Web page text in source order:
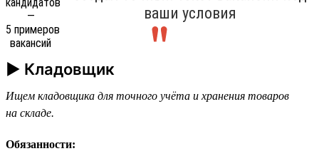
ваши условия
► Кладовщик
Ищем кладовщика для точного учёта и хранения товаров
на складе.
Обязанности: